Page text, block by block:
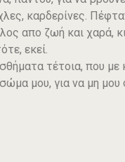
καρδερίνες.
απο ζωή και χαρά,
εκεί.
τέτοια, που
μου, για να μη